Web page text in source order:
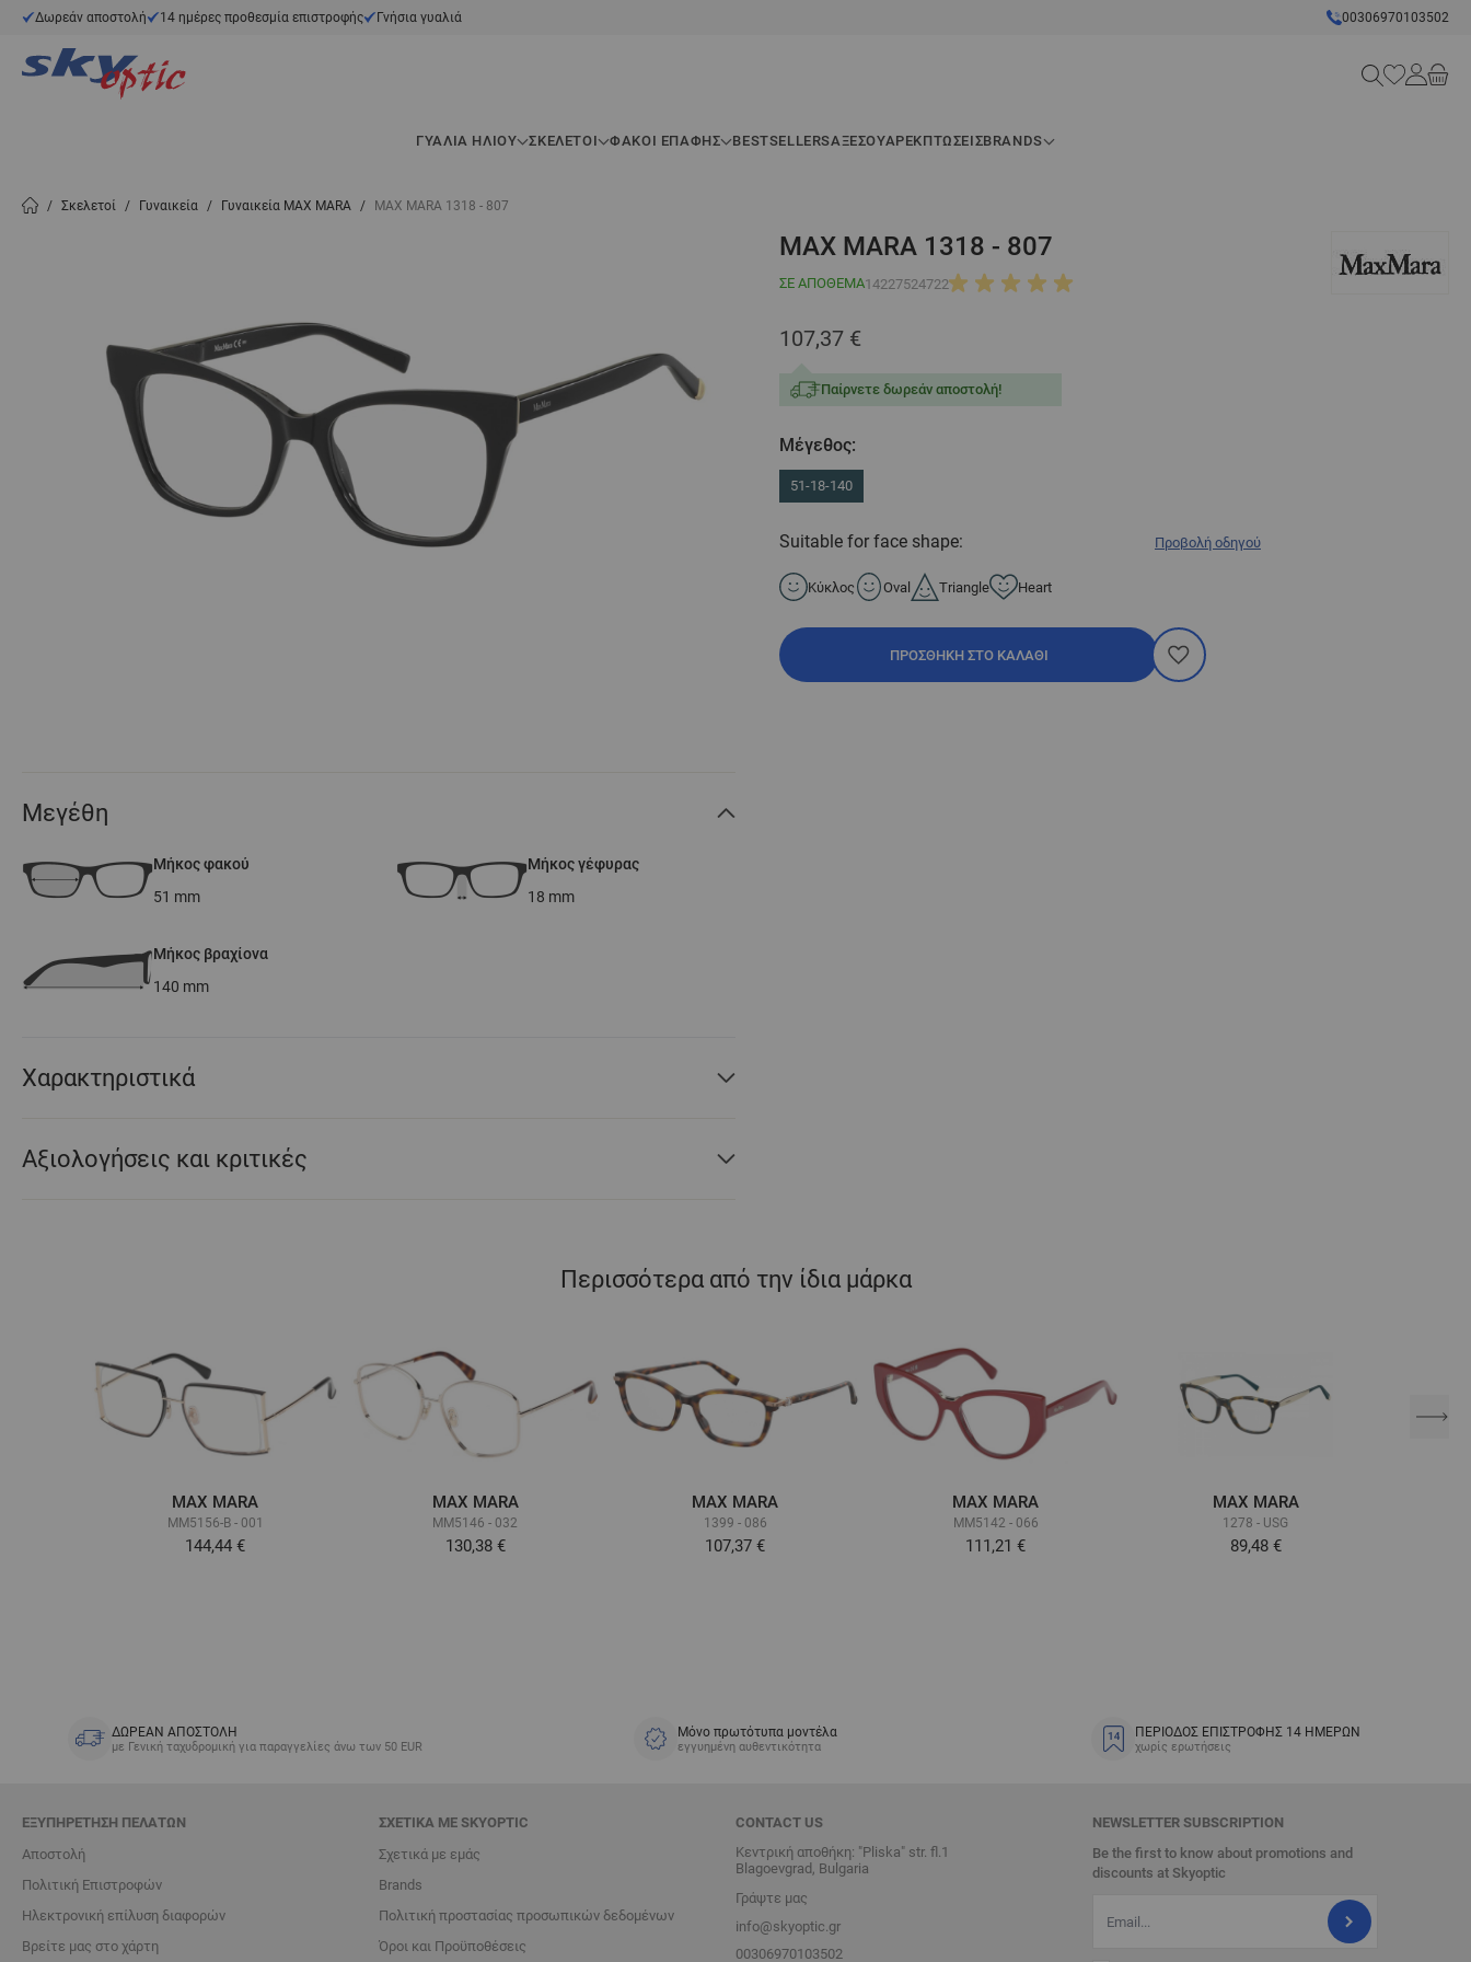
Μετάβαση στο περιεχόμενο
Δωρεάν αποστολή 14 ημέρες προθεσμία επιστροφής Γνήσια γυαλιά 00306970103502
Search
ΓΥΑΛΙΆ ΗΛΊΟΥ ΣΚΕΛΕΤΟΊ ΦΑΚΟΙ ΕΠΑΦΗΣ BESTSELLERSΑΞΕΣΟΥΆΡΕΚΠΤΏΣΕΙΣBRANDS
/ Σκελετοί / Γυναικεία / Γυναικεία MAX MARA / MAX MARA 1318 - 807
MAX MARA 1318 - 807
ΣΕ ΑΠΌΘΕΜΑ14227524722
107,37 €
Παίρνετε δωρεάν αποστολή!
Μέγεθος:
51-18-140
Suitable for face shape: Προβολή οδηγού
Κύκλος Oval Triangle Heart
ΠΡΟΣΘΉΚΗ ΣΤΟ ΚΑΛΆΘΙ
Μεγέθη
Μήκος φακού
51 mm
Μήκος γέφυρας
18 mm
Μήκος βραχίονα
140 mm
Χαρακτηριστικά
Αξιολογήσεις και κριτικές
Περισσότερα από την ίδια μάρκα
MAX MARA
MM5156-B - 001
144,44 €
MAX MARA
MM5146 - 032
130,38 €
MAX MARA
1399 - 086
107,37 €
MAX MARA
MM5142 - 066
111,21 €
MAX MARA
1278 - USG
89,48 €
ΔΩΡΕΑΝ ΑΠΟΣΤΟΛΗ
με Γενική ταχυδρομική για παραγγελίες άνω των 50 EUR
Μόνο πρωτότυπα μοντέλα
εγγυημένη αυθεντικότητα
ΠΕΡΙΟΔΟΣ ΕΠΙΣΤΡΟΦΗΣ 14 ΗΜΕΡΩΝ
χωρίς ερωτήσεις
ΕΞΥΠΗΡΈΤΗΣΗ ΠΕΛΑΤΏΝ
Αποστολή
Πολιτική Επιστροφών
Ηλεκτρονική επίλυση διαφορών
Βρείτε μας στο χάρτη
ΣΧΕΤΙΚΆ ΜΕ SKYOPTIC
Σχετικά με εμάς
Brands
Πολιτική προστασίας προσωπικών δεδομένων
Όροι και Προϋποθέσεις
CONTACT US
Κεντρική αποθήκη: "Pliska" str. fl.1
Blagoevgrad, Bulgaria
Γράψτε μας
info@skyoptic.gr
00306970103502
NEWSLETTER SUBSCRIPTION
Be the first to know about promotions and
discounts at Skyoptic